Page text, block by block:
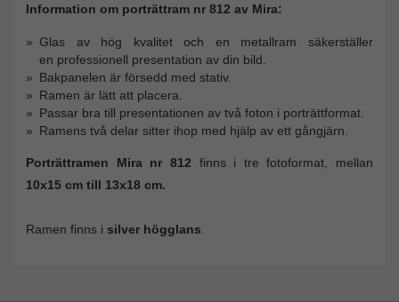
Information om porträttram nr 812 av Mira:
Glas av hög kvalitet och en metallram säkerställer
en professionell presentation av din bild.
Bakpanelen är försedd med stativ.
Ramen är lätt att placera.
Passar bra till presentationen av två foton i porträttformat.
Ramens två delar sitter ihop med hjälp av ett gångjärn.
Porträttramen Mira nr 812 finns i tre fotoformat, mellan
10x15 cm till 13x18 cm.
Ramen finns i silver högglans